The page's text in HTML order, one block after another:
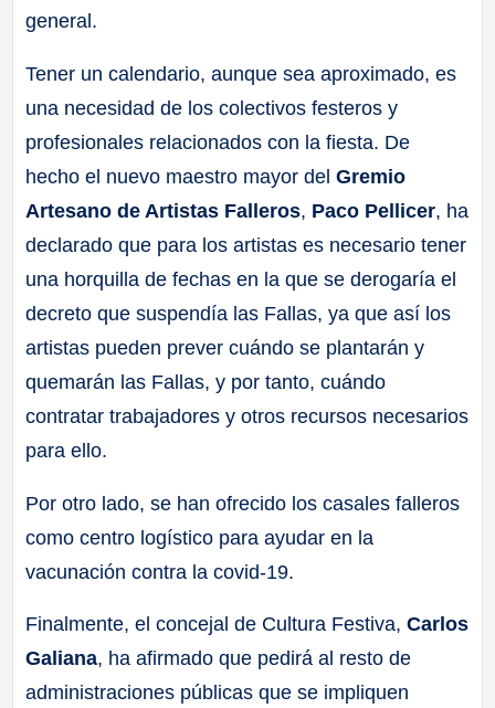
general.
Tener un calendario, aunque sea aproximado, es
una necesidad de los colectivos festeros y
profesionales relacionados con la fiesta. De
hecho el nuevo maestro mayor delGremio
Artesano de Artistas Falleros, Paco Pellicer, ha
declarado que para los artistas es necesario tener
una horquilla de fechas en la que se derogaría el
decreto que suspendía las Fallas, ya que así los
artistas pueden prever cuándo se plantarán y
quemarán las Fallas, y por tanto, cuándo
contratar trabajadores y otros recursos necesarios
para ello.
Por otro lado, se han ofrecido los casales falleros
como centro logístico para ayudar en la
vacunación contra la covid-19.
Finalmente, el concejal de Cultura Festiva, Carlos
Galiana, ha afirmado que pedirá al resto de
administraciones públicas que se impliquen